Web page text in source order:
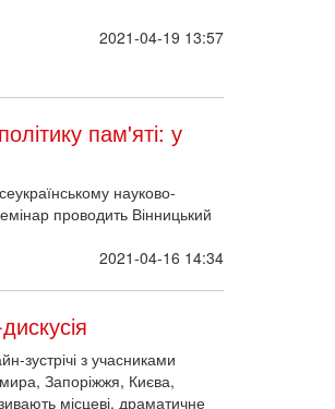
науково-
проводить Вінницький
2021-04-16 14:34
Запоріжжя, Києва,
місцеві, драматичне
деінде.
2021-04-08 09:51